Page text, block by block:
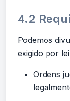
4.2
Podemos
exigido por
Ordens